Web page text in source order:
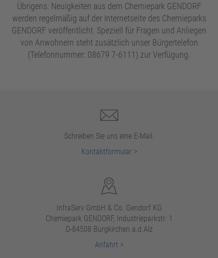
Übrigens: Neuigkeiten aus dem Chemiepark GENDORF
werden regelmäßig auf der Internetseite des Chemieparks
GENDORF veröffentlicht. Speziell für Fragen und Anliegen
von Anwohnern steht zusätzlich unser Bürgertelefon
(Telefonnummer: 08679 7-6111) zur Verfügung.
Schreiben Sie uns eine E-Mail.
Kontaktformular>
InfraServ GmbH & Co. Gendorf KG
Chemiepark GENDORF, Industrieparkstr. 1
D-84508 Burgkirchen a.d.Alz
Anfahrt >